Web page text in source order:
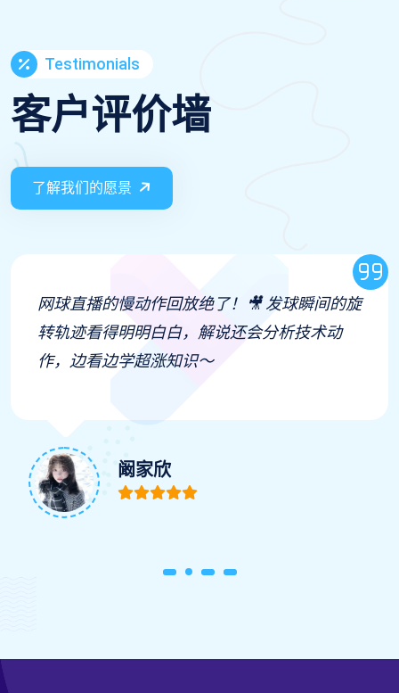
Testimonials
客户评价墙
了解我们的愿景
网球直播的慢动作回放绝了！🎥 发球瞬间的旋
转轨迹看得明明白白，解说还会分析技术动
作，边看边学超涨知识～
阚家欣